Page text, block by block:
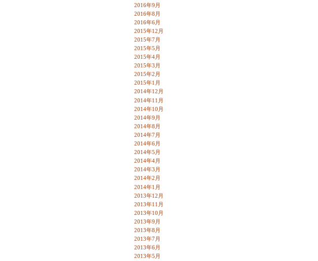
2016年9月
2016年8月
2016年6月
2015年12月
2015年7月
2015年5月
2015年4月
2015年3月
2015年2月
2015年1月
2014年12月
2014年11月
2014年10月
2014年9月
2014年8月
2014年7月
2014年6月
2014年5月
2014年4月
2014年3月
2014年2月
2014年1月
2013年12月
2013年11月
2013年10月
2013年9月
2013年8月
2013年7月
2013年6月
2013年5月